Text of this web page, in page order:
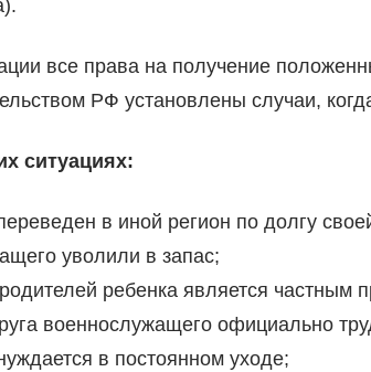
все права на получение
РФ установлены случаи,
ситуациях:
в иной регион по долгу
уволили в запас;
ребенка является частным
военнослужащего официально
в постоянном уходе;